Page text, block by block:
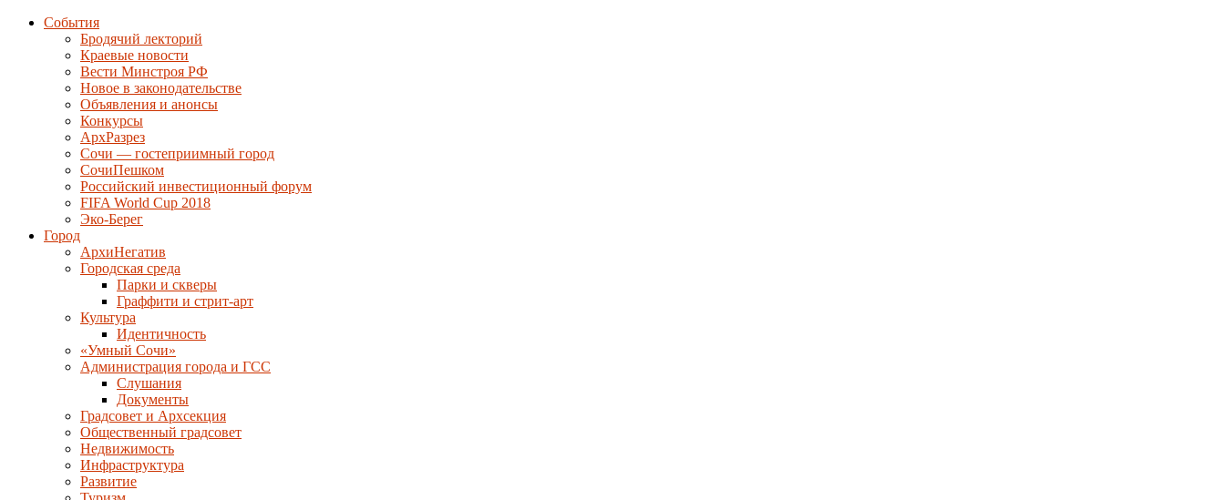
События
Бродячий лекторий
Краевые новости
Вести Минстроя РФ
Новое в законодательстве
Объявления и анонсы
Конкурсы
АрхРазрез
Сочи — гостеприимный город
СочиПешком
Российский инвестиционный форум
FIFA World Cup 2018
Эко-Берег
Город
АрхиНегатив
Городская среда
Парки и скверы
Граффити и стрит-арт
Культура
Идентичность
«Умный Сочи»
Администрация города и ГСС
Слушания
Документы
Градсовет и Архсекция
Общественный градсовет
Недвижимость
Инфраструктура
Развитие